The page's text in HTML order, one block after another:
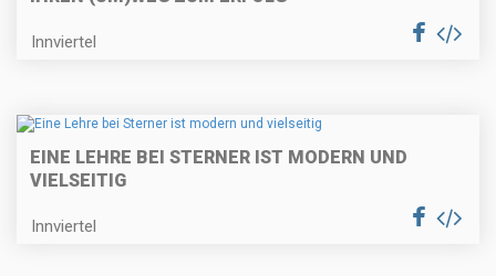
Innviertel
EINE LEHRE BEI STERNER IST MODERN UND
VIELSEITIG
Innviertel